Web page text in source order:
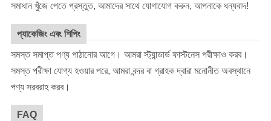
সমাধান খুঁজে পেতে প্রস্তুত, আমাদের সাথে যোগাযোগ করুন, আপনাকে ধন্যবাদ!
প্যাকেজিং এবং শিপিং
সমস্ত সমাপ্ত পণ্য পাঠানোর আগে। আমরা স্ট্যান্ডার্ড ফাস্টনেস পরীক্ষাও করব।
সমস্ত পরীক্ষা যোগ্য হওয়ার পরে, আমরা বন্দর বা গ্রাহক দ্বারা মনোনীত অবস্থানে
পণ্য সরবরাহ করব।
FAQ